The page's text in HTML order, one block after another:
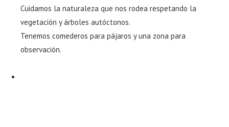
Cuidamos la naturaleza que nos rodea respetando la
vegetación y árboles autóctonos.
Tenemos comederos para pájaros y una zona para
observación.